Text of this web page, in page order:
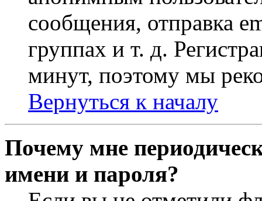
сообщения, отправка
группах и т. д.
минут, поэтому мы
Вернуться к началу
Почему мне
имени и пароля?